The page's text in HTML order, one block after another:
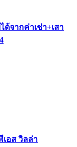
ด้จากค่าเช่า+เสา
อส วิลล่า